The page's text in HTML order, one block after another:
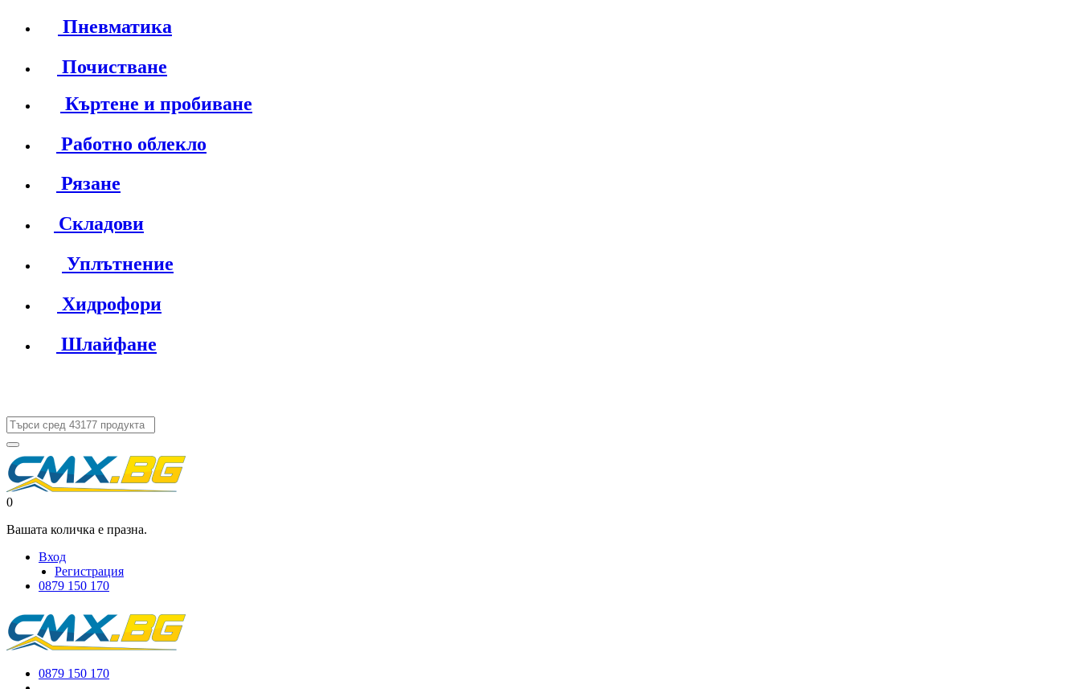
Пневматика
Почистване
Къртене и пробиване
Работно облекло
Рязане
Складови
Уплътнение
Хидрофори
Шлайфане
0
Вашата количка е празна.
Вход
Регистрация
0879 150 170
0879 150 170